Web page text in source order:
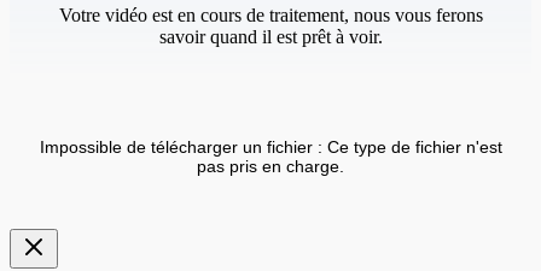
Votre vidéo est en cours de traitement, nous vous ferons
savoir quand il est prêt à voir.
Impossible de télécharger un fichier : Ce type de fichier n'est
pas pris en charge.